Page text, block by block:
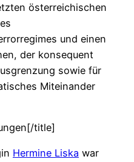
österreichischen
und einen
der konsequent
sowie für
Miteinander
title]
Hermine Liska war